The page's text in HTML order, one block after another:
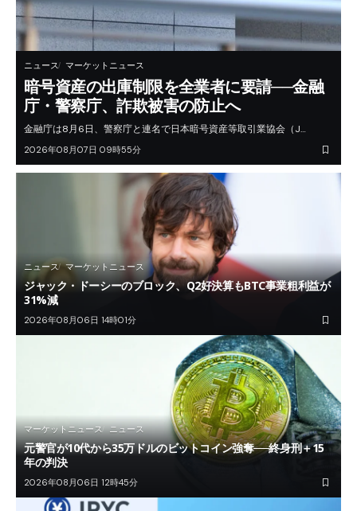
ニュース マーケットニュース
暗号資産の出庫制限を全業者に要請──金融
庁・警察庁、詐欺被害の防止へ
金融庁は8月6日、警察庁と連名で日本暗号資産等取引業協会（J…
2026年08月07日 09時55分
ニュース マーケットニュース
ジャック・ドーシーのブロック、Q2好決算もBTC事業粗利益が
31%減
2026年08月06日 14時01分
マーケットニュース ニュース
元警官が10代から35万ドルのビットコイン強奪──終身刑＋15
年の判決
2026年08月06日 12時45分